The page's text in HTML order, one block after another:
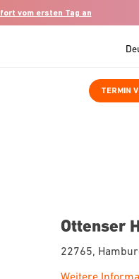
vom ersten Tag an
TERMIN
Ottenser
22765,
Weitere